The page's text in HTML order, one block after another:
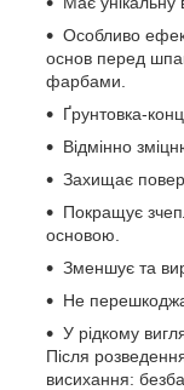
Особливо
основ перед
фарбами.
Ґрунтовка-
Відмінно
Захищає
Покращує
основою.
Зменшує та
Не
У рідкому
Після
висихання: